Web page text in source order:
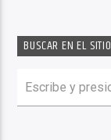
BUSCAR EN EL SITIO